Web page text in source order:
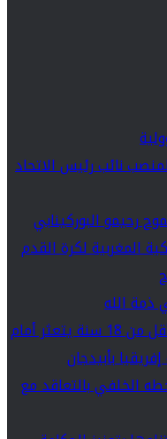
نائب رئيس الاتحاد
رحيمو البوركينابي
المغربية لكرة القدم
ذمة الله
المنتخب المغربي لكرة السلة لأقل من 18 سنة يتعثر أمام
بأبيدجان
الخلفي بالتعاقد مع